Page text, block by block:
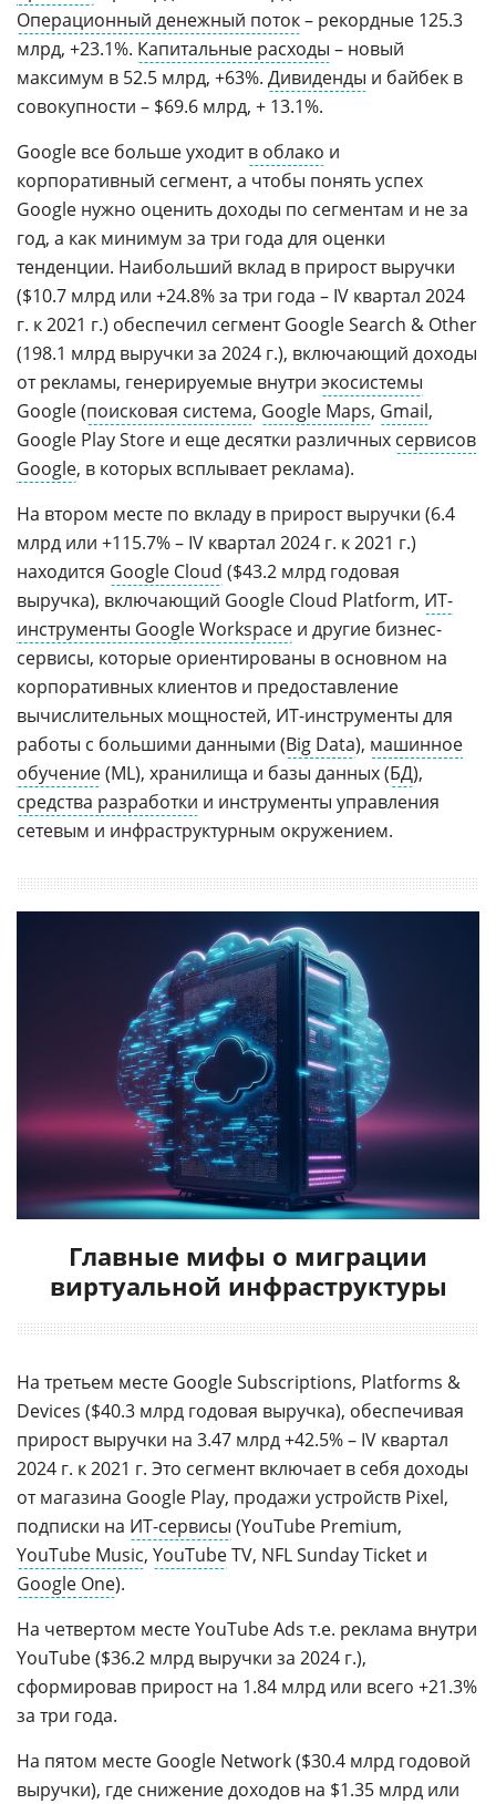
Операционный денежный поток– рекордные 125.3
млрд, +23.1%. Капитальные расходы – новый
максимум в 52.5 млрд, +63%. Дивиденды и байбек в
совокупности – $69.6 млрд, + 13.1%.
Google все больше уходитв облако и
корпоративный сегмент, а чтобы понять успех
Google нужно оценить доходы по сегментам и не за
год, а как минимум за три года для оценки
тенденции. Наибольший вклад в прирост выручки
($10.7 млрд или +24.8% за три года – IV квартал 2024
г. к 2021 г.) обеспечил сегмент Google Search & Other
(198.1 млрд выручки за 2024 г.), включающий доходы
от рекламы, генерируемые внутри экосистемы
Google (поисковая система, Google Maps, Gmail,
Google Play Store и еще десятки различных сервисов
Google, в которых всплывает реклама).
На втором месте по вкладу в прирост выручки (6.4
млрд или +115.7% – IV квартал 2024 г. к 2021 г.)
находится Google Cloud ($43.2 млрд годовая
выручка), включающий Google Cloud Platform, ИТ-
инструменты Google Workspace и другие бизнес-
сервисы, которые ориентированы в основном на
корпоративных клиентов и предоставление
вычислительных мощностей, ИТ-инструменты для
работы с большими данными (Big Data), машинное
обучение(ML), хранилища и базы данных (БД),
средства разработки и инструменты управления
сетевым и инфраструктурным окружением.
Главные мифы о миграции
виртуальной инфраструктуры
На третьем месте Google Subscriptions, Platforms &
Devices ($40.3 млрд годовая выручка), обеспечивая
прирост выручки на 3.47 млрд +42.5% – IV квартал
2024 г. к 2021 г. Это сегмент включает в себя доходы
от магазина Google Play, продажи устройств Pixel,
подписки на ИТ-сервисы (YouTube Premium,
YouTube Music, YouTubeTV, NFL Sunday Ticket и
Google One).
На четвертом месте YouTube Ads т.е. реклама внутри
YouTube ($36.2 млрд выручки за 2024 г.),
сформировав прирост на 1.84 млрд или всего +21.3%
за три года.
На пятом месте Google Network ($30.4 млрд годовой
выручки), где снижение доходов на $1.35 млрд или